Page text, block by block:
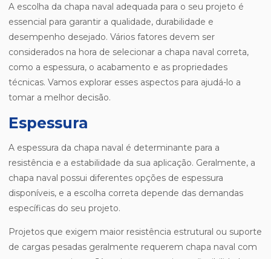
A escolha da chapa naval adequada para o seu projeto é
essencial para garantir a qualidade, durabilidade e
desempenho desejado. Vários fatores devem ser
considerados na hora de selecionar a chapa naval correta,
como a espessura, o acabamento e as propriedades
técnicas. Vamos explorar esses aspectos para ajudá-lo a
tomar a melhor decisão.
Espessura
A espessura da chapa naval é determinante para a
resistência e a estabilidade da sua aplicação. Geralmente, a
chapa naval possui diferentes opções de espessura
disponíveis, e a escolha correta depende das demandas
específicas do seu projeto.
Projetos que exigem maior resistência estrutural ou suporte
de cargas pesadas geralmente requerem chapa naval com